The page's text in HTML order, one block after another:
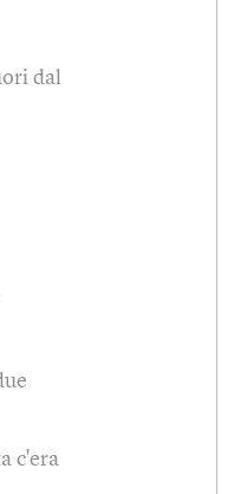
dal
c'era